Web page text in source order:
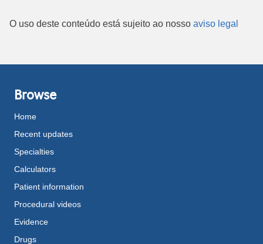
O uso deste conteúdo está sujeito ao nosso aviso legal
Browse
Home
Recent updates
Specialties
Calculators
Patient information
Procedural videos
Evidence
Drugs